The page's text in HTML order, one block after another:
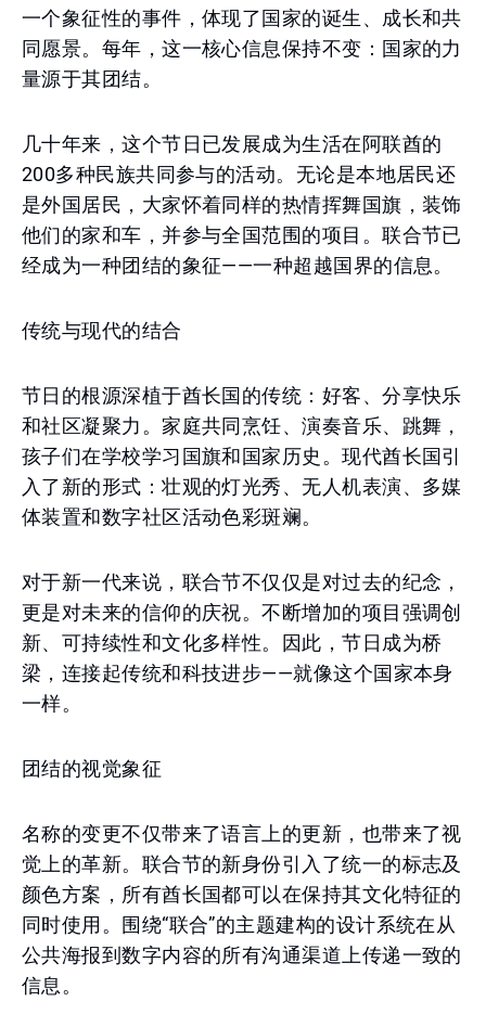
一个象征性的事件，体现了国家的诞生、成长和共
同愿景。每年，这一核心信息保持不变：国家的力
量源于其团结。
几十年来，这个节日已发展成为生活在阿联酋的
200多种民族共同参与的活动。无论是本地居民还
是外国居民，大家怀着同样的热情挥舞国旗，装饰
他们的家和车，并参与全国范围的项目。联合节已
经成为一种团结的象征——一种超越国界的信息。
传统与现代的结合
节日的根源深植于酋长国的传统：好客、分享快乐
和社区凝聚力。家庭共同烹饪、演奏音乐、跳舞，
孩子们在学校学习国旗和国家历史。现代酋长国引
入了新的形式：壮观的灯光秀、无人机表演、多媒
体装置和数字社区活动色彩斑斓。
对于新一代来说，联合节不仅仅是对过去的纪念，
更是对未来的信仰的庆祝。不断增加的项目强调创
新、可持续性和文化多样性。因此，节日成为桥
梁，连接起传统和科技进步——就像这个国家本身
一样。
团结的视觉象征
名称的变更不仅带来了语言上的更新，也带来了视
觉上的革新。联合节的新身份引入了统一的标志及
颜色方案，所有酋长国都可以在保持其文化特征的
同时使用。围绕“联合”的主题建构的设计系统在从
公共海报到数字内容的所有沟通渠道上传递一致的
信息。